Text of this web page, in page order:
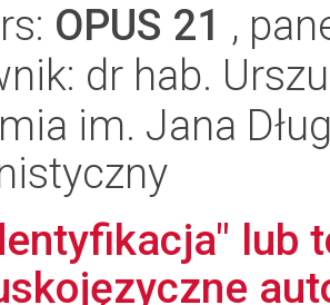
OPUS 21 ,
dr hab.
im. Jana
lub